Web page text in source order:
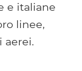
e italiane
linee,
aerei.